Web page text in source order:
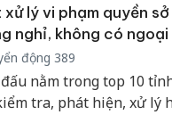
lý vi phạm quyền
nghỉ, không có ngoại
động 389
nằm trong top 10
tra, phát hiện, xử lý